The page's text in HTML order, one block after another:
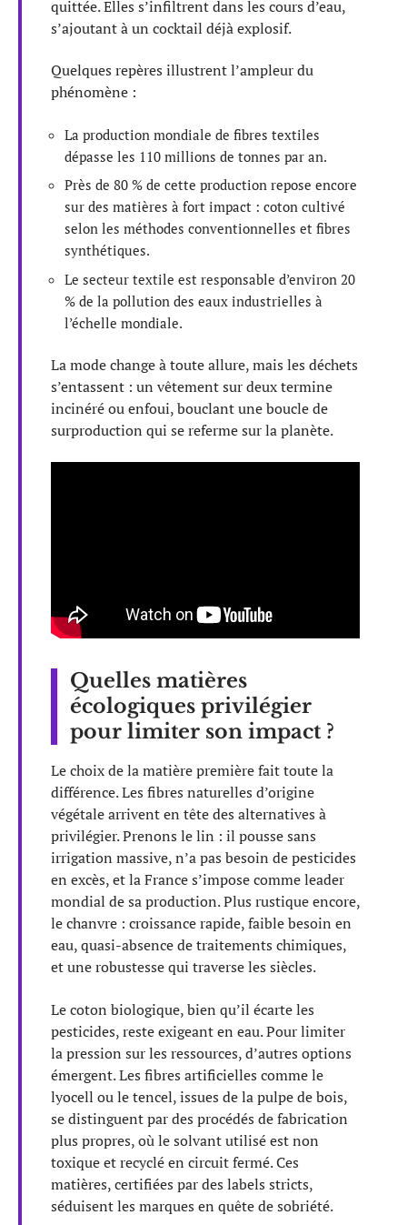
quittée. Elles s’infiltrent dans les cours d’eau,
s’ajoutant à un cocktail déjà explosif.
Quelques repères illustrent l’ampleur du
phénomène :
La production mondiale de fibres textiles
dépasse les 110 millions de tonnes par an.
Près de 80 % de cette production repose encore
sur des matières à fort impact : coton cultivé
selon les méthodes conventionnelles et fibres
synthétiques.
Le secteur textile est responsable d’environ 20
% de la pollution des eaux industrielles à
l’échelle mondiale.
La mode change à toute allure, mais les déchets
s’entassent : un vêtement sur deux termine
incinéré ou enfoui, bouclant une boucle de
surproduction qui se referme sur la planète.
Quelles matières
écologiques privilégier
pour limiter son impact ?
Le choix de la matière première fait toute la
différence. Les fibres naturelles d’origine
végétale arrivent en tête des alternatives à
privilégier. Prenons le lin : il pousse sans
irrigation massive, n’a pas besoin de pesticides
en excès, et la France s’impose comme leader
mondial de sa production. Plus rustique encore,
le chanvre : croissance rapide, faible besoin en
eau, quasi-absence de traitements chimiques,
et une robustesse qui traverse les siècles.
Le coton biologique, bien qu’il écarte les
pesticides, reste exigeant en eau. Pour limiter
la pression sur les ressources, d’autres options
émergent. Les fibres artificielles comme le
lyocell ou le tencel, issues de la pulpe de bois,
se distinguent par des procédés de fabrication
plus propres, où le solvant utilisé est non
toxique et recyclé en circuit fermé. Ces
matières, certifiées par des labels stricts,
séduisent les marques en quête de sobriété.